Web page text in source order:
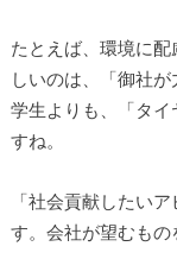
たとえば、環境に
しいのは、「御社が
学生よりも、「タ
すね。
「社会貢献したい
す。会社が望むもの